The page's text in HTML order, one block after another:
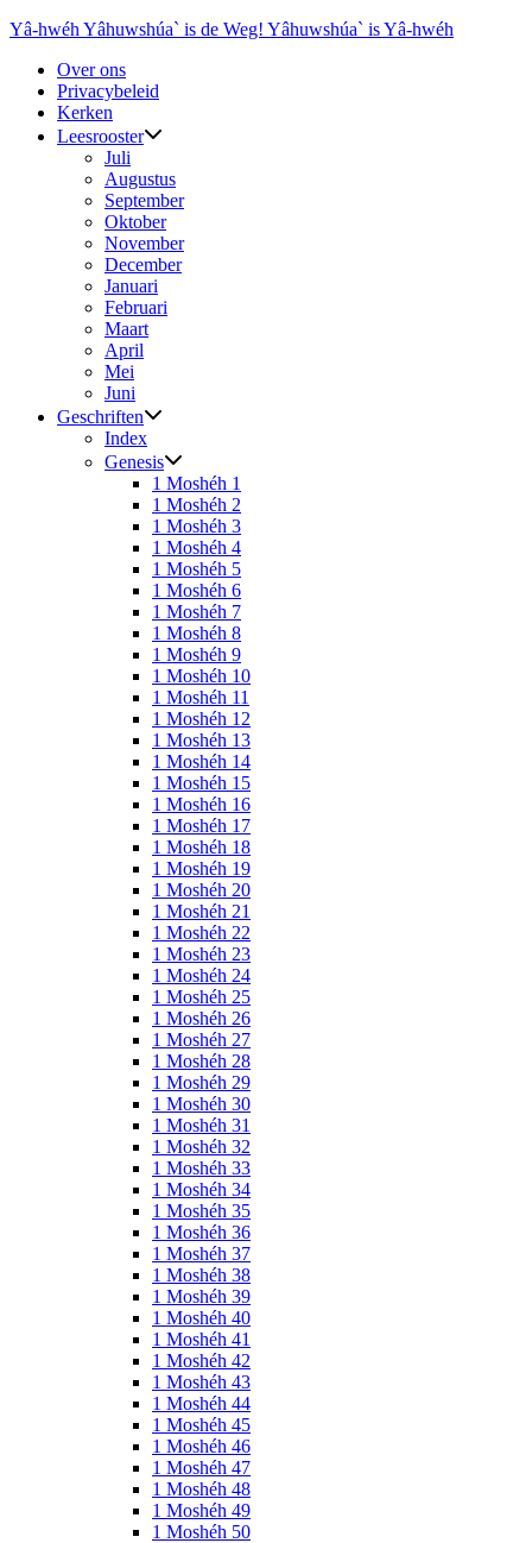
Ga
inhoud
Yâ-hwéh Yâhuwshúa` is de Weg! Yâhuwshúa` is Yâ-hwéh
Over ons
Privacybeleid
Kerken
Leesrooster
Juli
Augustus
September
Oktober
November
December
Januari
Februari
Maart
April
Mei
Juni
Geschriften
Index
Genesis
1 Moshéh 1
1 Moshéh 2
1 Moshéh 3
1 Moshéh 4
1 Moshéh 5
1 Moshéh 6
1 Moshéh 7
1 Moshéh 8
1 Moshéh 9
1 Moshéh 10
1 Moshéh 11
1 Moshéh 12
1 Moshéh 13
1 Moshéh 14
1 Moshéh 15
1 Moshéh 16
1 Moshéh 17
1 Moshéh 18
1 Moshéh 19
1 Moshéh 20
1 Moshéh 21
1 Moshéh 22
1 Moshéh 23
1 Moshéh 24
1 Moshéh 25
1 Moshéh 26
1 Moshéh 27
1 Moshéh 28
1 Moshéh 29
1 Moshéh 30
1 Moshéh 31
1 Moshéh 32
1 Moshéh 33
1 Moshéh 34
1 Moshéh 35
1 Moshéh 36
1 Moshéh 37
1 Moshéh 38
1 Moshéh 39
1 Moshéh 40
1 Moshéh 41
1 Moshéh 42
1 Moshéh 43
1 Moshéh 44
1 Moshéh 45
1 Moshéh 46
1 Moshéh 47
1 Moshéh 48
1 Moshéh 49
1 Moshéh 50